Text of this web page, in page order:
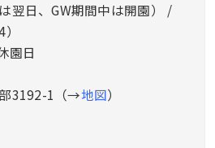
翌日、GW期間中は開園） /
園日
3192-1（→地図）